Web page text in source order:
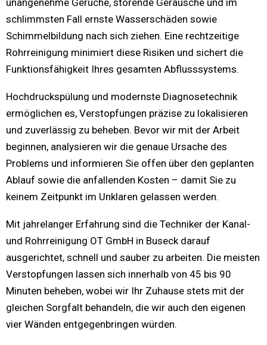
unangenehme Gerüche, störende Geräusche und im
schlimmsten Fall ernste Wasserschäden sowie
Schimmelbildung nach sich ziehen. Eine rechtzeitige
Rohrreinigung minimiert diese Risiken und sichert die
Funktionsfähigkeit Ihres gesamten Abflusssystems.
Hochdruckspülung und modernste Diagnosetechnik
ermöglichen es, Verstopfungen präzise zu lokalisieren
und zuverlässig zu beheben. Bevor wir mit der Arbeit
beginnen, analysieren wir die genaue Ursache des
Problems und informieren Sie offen über den geplanten
Ablauf sowie die anfallenden Kosten – damit Sie zu
keinem Zeitpunkt im Unklaren gelassen werden.
Mit jahrelanger Erfahrung sind die Techniker der Kanal-
und Rohrreinigung OT GmbH in Buseck darauf
ausgerichtet, schnell und sauber zu arbeiten. Die meisten
Verstopfungen lassen sich innerhalb von 45 bis 90
Minuten beheben, wobei wir Ihr Zuhause stets mit der
gleichen Sorgfalt behandeln, die wir auch den eigenen
vier Wänden entgegenbringen würden.